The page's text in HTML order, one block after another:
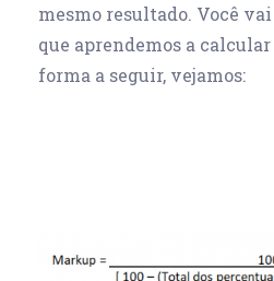
mesmo resultado. Você
que aprendemos a
forma a seguir, vejamos: